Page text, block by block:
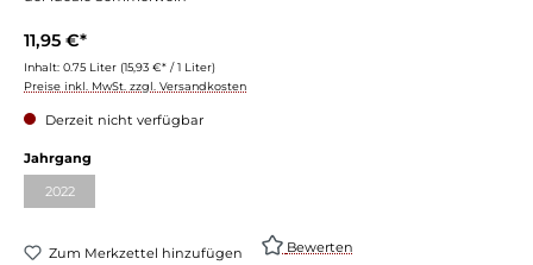
11,95 €*
Inhalt: 0.75 Liter (15,93 €* / 1 Liter)
Preise inkl. MwSt. zzgl. Versandkosten
Derzeit nicht verfügbar
Jahrgang
2022
Zum Merkzettel hinzufügen Bewerten